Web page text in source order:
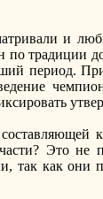
и
традиции
период.
Это не
так как они